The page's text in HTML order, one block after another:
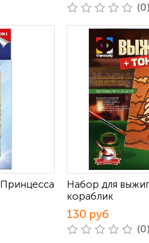
Набор для
кораблик
130 руб